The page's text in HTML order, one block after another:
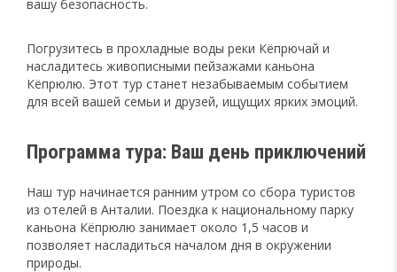
вашу безопасность.
Погрузитесь в прохладные воды реки Кёпрючай и
насладитесь живописными пейзажами каньона
Кёпрюлю. Этот тур станет незабываемым событием
для всей вашей семьи и друзей, ищущих ярких эмоций.
Программа тура: Ваш день приключений
Наш тур начинается ранним утром со сбора туристов
из отелей в Анталии. Поездка к национальному парку
каньона Кёпрюлю занимает около 1,5 часов и
позволяет насладиться началом дня в окружении
природы.